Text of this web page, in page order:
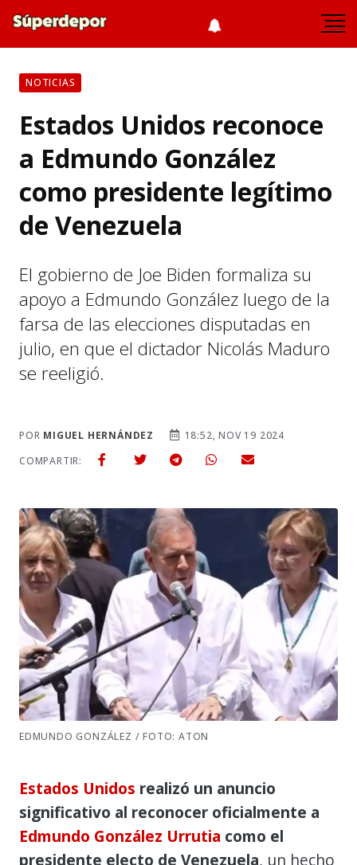
NOTICIAS
Estados Unidos reconoce
a Edmundo González
como presidente legítimo
de Venezuela
El gobierno de Joe Biden formaliza su
apoyo a Edmundo González luego de la
farsa de las elecciones disputadas en
julio, en que el dictador Nicolás Maduro
se reeligió.
POR MIGUEL HERNÁNDEZ
18:52, NOV 19 2024
COMPARTIR:
EDMUNDO GONZÁLEZ / FOTO: ATON
Estados Unidos realizó un anuncio
significativo al reconocer oficialmente a
Edmundo González Urrutia como el
presidente electo de Venezuela, un hecho